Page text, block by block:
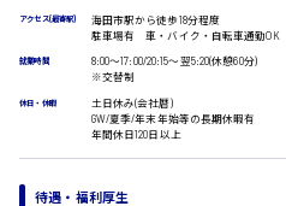
医療事務
IT・クリエイティブ系
DTPオペレーター
CADオペレーター
システムエンジニア
広島市安佐南区
広島市安佐北区
時給1500円以上
アクセス(最寄駅)
海田市駅から徒歩18分程度
駐車場有 車・バイク・自転車通勤OK
就業時間
8:00〜17:00/20:15〜翌5:20(休憩60分)
※交替制
休日・休暇
土日休み(会社暦)
GW/夏季/年末年始等の長期休暇有
年間休日120日以上
待遇・福利厚生